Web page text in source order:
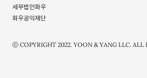
세무법인화우
화우공익재단
ⓒ COPYRIGHT 2022. YOON & YANG LLC. ALL